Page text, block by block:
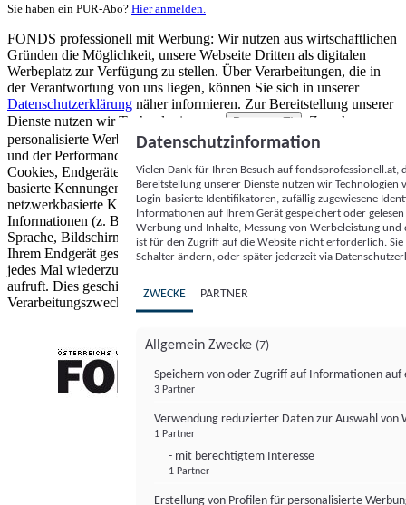
Sie haben ein PUR-Abo? Hier anmelden.
FONDS professionell mit Werbung: Wir nutzen aus wirtschaftlichen
Gründen die Möglichkeit, unsere Webseite Dritten als digitalen
Werbeplatz zur Verfügung zu stellen. Über Verarbeitungen, die in
der Verantwortung von uns liegen, können Sie sich in unserer
Datenschutzerklärung näher informieren. Zur Bereitstellung unserer
Dienste nutzen wir Technologien von
Partnern (5)
. Zwecke:
personalisierte Werbung und Inhalte, Messung von Werbeleistung
und der Performance von Inhalten sowie Zielgruppenforschung.
Cookies, Endgeräte- oder ähnliche Online-Kennungen (z. B. login-
basierte Kennungen, zufällig generierte Kennungen,
netzwerkbasierte Kennungen) können zusammen mit anderen
Informationen (z. B. Browsertyp und Browserinformationen,
Sprache, Bildschirmgröße, unterstützte Technologien usw.) auf
Ihrem Endgerät gespeichert oder von dort ausgelesen werden, um es
jedes Mal wiederzuerkennen, wenn es eine App oder einer Webseite
aufruft. Dies geschieht für einen oder mehrere der hier aufgeführten
Verarbeitungszwecke.
Datenschutzinformation
Vielen Dank für Ihren Besuch auf
Bereitstellung unserer Dienste nutzen wir Technologien
Login-basierte Identifikatoren, zufällig zugewiesene
Informationen auf Ihrem Gerät gespeichert oder
Werbung und Inhalte, Messung von Werbeleistung
ist für den Zugriff auf die Website nicht erforderlich.
Schalter ändern, oder später jederzeit via
ZWECKE PARTNER
Allgemein Zwecke (7)
Speichern von oder Zugriff auf Informationen auf
3 Partner
Verwendung reduzierter Daten zur Auswahl von
1 Partner
- mit berechtigtem Interesse
1 Partner
Erstellung von Profilen für personalisierte
FONDS professionell